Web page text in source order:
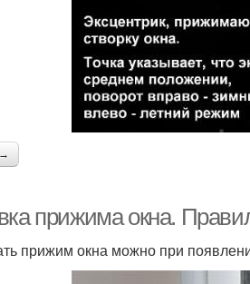
прижима окна.
прижим окна можно при